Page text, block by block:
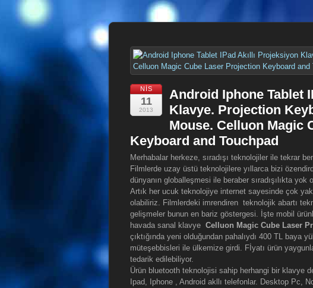
NIS
11
2013
Android Iphone Tablet
Klavye. Projection
Mouse. Celluon Magic
Keyboard and Touchpad
Merhabalar herkeze, sıradışı teknolojiler ile tekrar
Filmlerde uzay üstü teknolojilere yıllarca bizi
dünyanın globalleşmesi ile beraber sıradışılıkta yok
Artık her ucuk teknolojiye internet sayesinde çok
olabiliriz. Filmlerdeki imrendiren teknolojik abartı
gelişmeler bunun en bariz göstergesi. İşte mobil
havada sanal klavye Celluon Magic Cube Laser
çıktığında yeni olduğundan pahalıydı 400 TL baya
müteşebbisleri ile ülkemize girdi. Fİyatı ürün
tedarik edilebiliyor.
Ürün bluetooth teknolojisi sahip herhangi bir klavye
Ipad, Iphone , Android akllı telefonlar. Desktop Pc,